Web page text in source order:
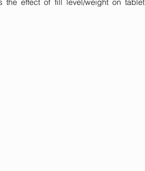
the effect of fill level/weight on tablet